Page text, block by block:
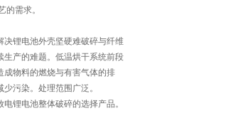
需求。
锂电池外壳坚硬难破碎与纤维
产的难题。低温烘干系统前段
物料的燃烧与有害气体的排
污染。处理范围广泛。
锂电池整体破碎的选择产品。